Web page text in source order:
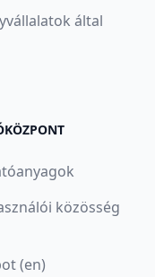
által
közösség
(en)